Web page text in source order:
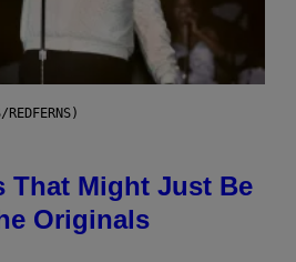
REDFERNS)
That Might Just Be
Originals